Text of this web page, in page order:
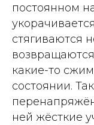
постоянном
стягиваются
какие-то
состоянии.
ней жёсткие